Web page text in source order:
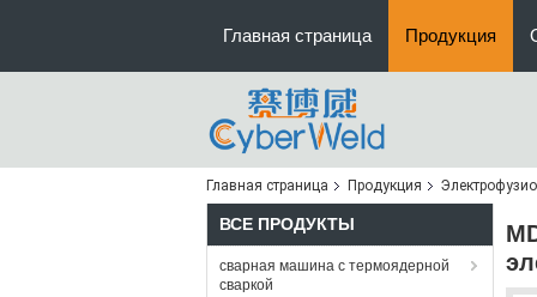
Главная страница Продукция
Главная страница Продукция
ВСЕ ПРОДУКТЫ
сварная машина с термоядерной
сваркой